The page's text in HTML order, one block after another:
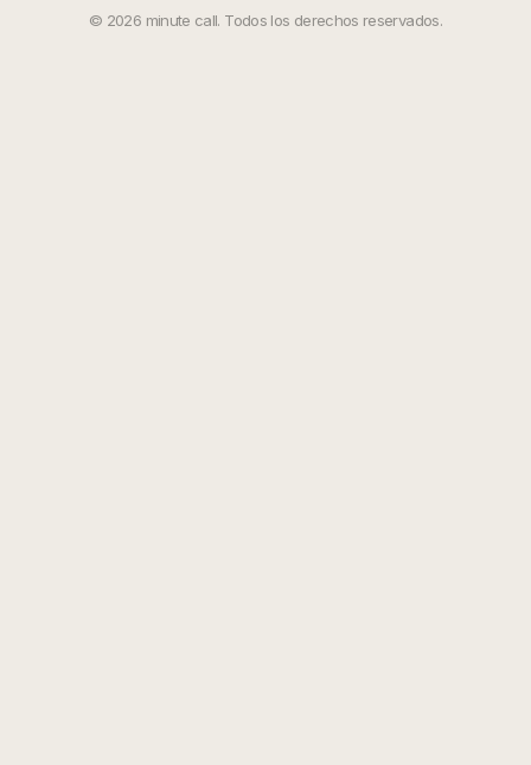
© 2026 minute call. Todos los derechos reservados.